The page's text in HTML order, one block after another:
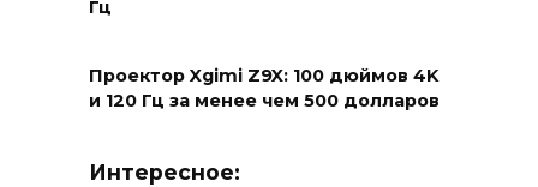
Гц
Проектор Xgimi Z9X: 100 дюймов 4K
и 120 Гц за менее чем 500 долларов
Интересное: